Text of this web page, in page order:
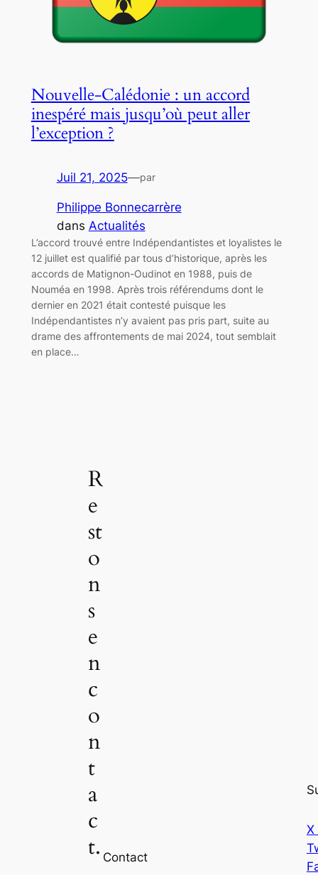
Nouvelle-Calédonie : un accord
inespéré mais jusqu’où peut aller
l’exception ?
Juil 21, 2025—par
Philippe Bonnecarrère
dans Actualités
L’accord trouvé entre Indépendantistes et loyalistes le
12 juillet est qualifié par tous d’historique, après les
accords de Matignon-Oudinot en 1988, puis de
Nouméa en 1998. Après trois référendums dont le
dernier en 2021 était contesté puisque les
Indépendantistes n’y avaient pas pris part, suite au
drame des affrontements de mai 2024, tout semblait
en place…
R
e
st
o
n
s
e
n
c
o
n
t
a
c
t. Contact
X